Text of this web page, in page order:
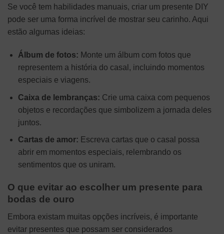
Se você tem habilidades manuais, criar um presente DIY
pode ser uma forma incrível de mostrar seu carinho. Aqui
estão algumas ideias:
Álbum de fotos: Monte um álbum com fotos que
representem a história do casal, incluindo momentos
especiais e viagens.
Caixa de lembranças: Crie uma caixa com pequenos
objetos e recordações que simbolizem a jornada deles
juntos.
Cartas de amor: Escreva cartas que o casal possa
abrir em momentos especiais, relembrando os
sentimentos que os uniram.
O que evitar ao escolher um presente para
bodas de ouro
Embora existam muitas opções incríveis, é importante
evitar presentes que possam ser considerados